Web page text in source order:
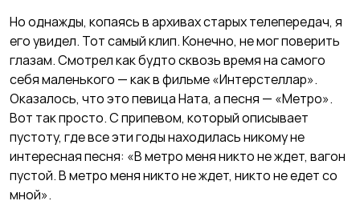
Но однажды, копаясь в архивах старых телепередач, я
его увидел. Тот самый клип. Конечно, не мог поверить
глазам. Смотрел как будто сквозь время на самого
себя маленького — как в фильме «Интерстеллар».
Оказалось, что это певица Ната, а песня — «Метро».
Вот так просто. С припевом, который описывает
пустоту, где все эти годы находилась никому не
интересная песня: «В метро меня никто не ждет, вагон
пустой. В метро меня никто не ждет, никто не едет со
мной».